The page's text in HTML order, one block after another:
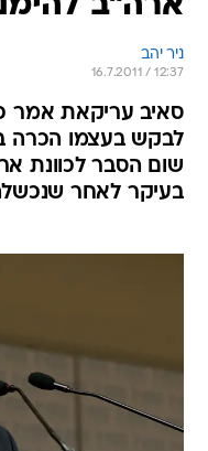
ניר יהב
16.7.2011 / 12:37
סאיב עריקאת אמר
לבקש בעצמו הכרה
שום הסבר לכוונת
בעיקר לאחר